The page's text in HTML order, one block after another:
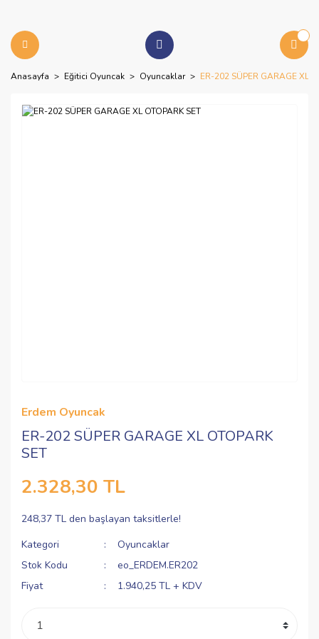
Anasayfa Eğitici Oyuncak Oyuncaklar ER-202 SÜPER GARAGE XL
Erdem Oyuncak
ER-202 SÜPER GARAGE XL OTOPARK
SET
2.328,30 TL
248,37 TL den başlayan taksitlerle!
Kategori
Oyuncaklar
Stok Kodu
eo_ERDEM.ER202
Fiyat
1.940,25 TL + KDV